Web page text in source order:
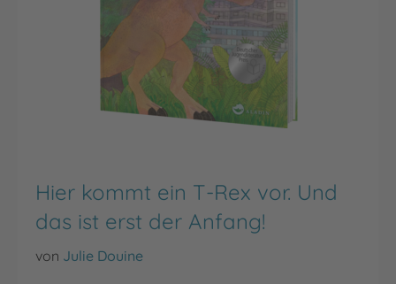
Hier kommt ein T-Rex vor. Und
das ist erst der Anfang!
von Julie Douine